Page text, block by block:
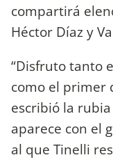
compartirá
Héctor Díaz y
“Disfruto tanto
como el primer
escribió la
aparece con el
al que Tinelli